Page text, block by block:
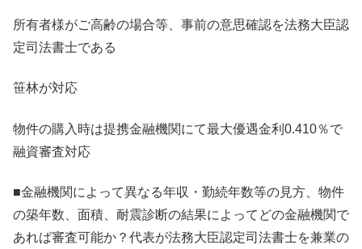
所有者様がご高齢の場合等、事前の意思確認を法務大臣認
定司法書士である
笹林が対応
物件の購入時は提携金融機関にて最大優遇金利0.410％で
融資審査対応
■金融機関によって異なる年収・勤続年数等の見方、物件
の築年数、面積、耐震診断の結果によってどの金融機関で
あれば審査可能か？代表が法務大臣認定司法書士を兼業の